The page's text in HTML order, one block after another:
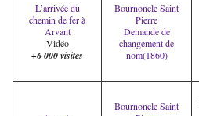
L’arrivée du
chemin de fer à
Arvant
Vidéo
+6 000 visites
Bournoncle Saint
Pierre
Demande de
changement de
nom(1860)
Bournoncle Saint